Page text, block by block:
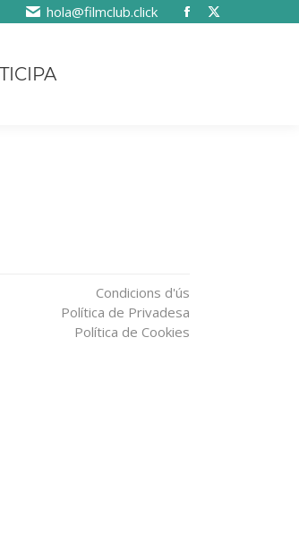
hola@filmclub.click
Condicions d'ús
Política de Privadesa
Política de Cookies